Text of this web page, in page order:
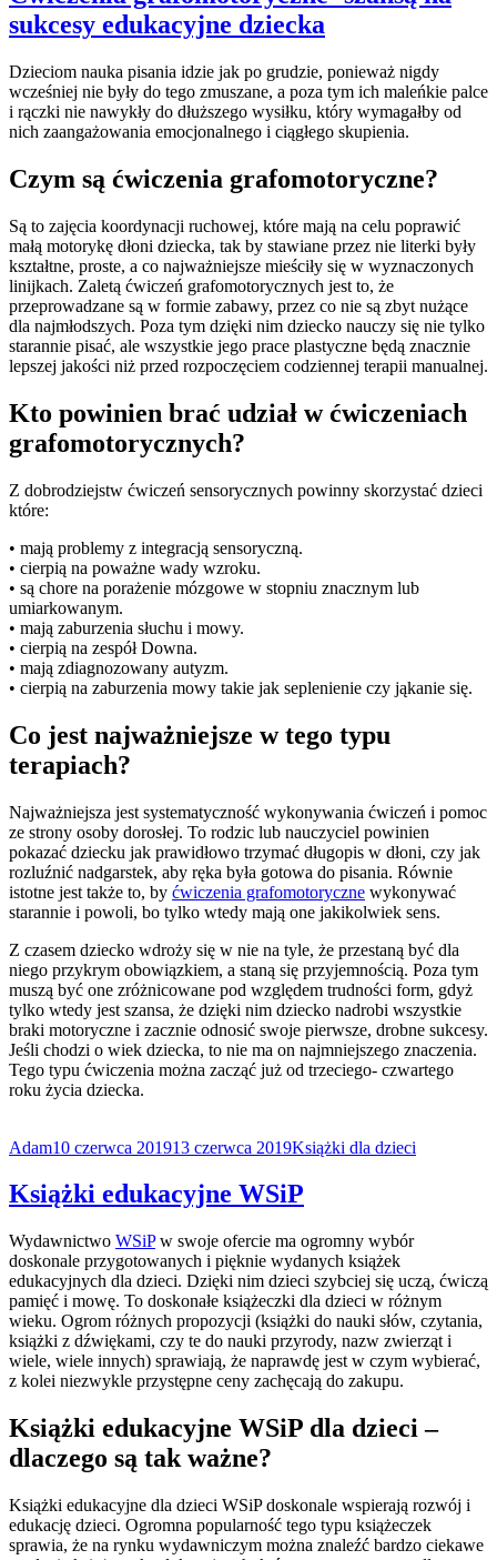
sukcesy edukacyjne dziecka
Dzieciom nauka pisania idzie jak po grudzie, ponieważ nigdy
wcześniej nie były do tego zmuszane, a poza tym ich maleńkie palce
i rączki nie nawykły do dłuższego wysiłku, który wymagałby od
nich zaangażowania emocjonalnego i ciągłego skupienia.
Czym są ćwiczenia grafomotoryczne?
Są to zajęcia koordynacji ruchowej, które mają na celu poprawić
małą motorykę dłoni dziecka, tak by stawiane przez nie literki były
kształtne, proste, a co najważniejsze mieściły się w wyznaczonych
linijkach. Zaletą ćwiczeń grafomotorycznych jest to, że
przeprowadzane są w formie zabawy, przez co nie są zbyt nużące
dla najmłodszych. Poza tym dzięki nim dziecko nauczy się nie tylko
starannie pisać, ale wszystkie jego prace plastyczne będą znacznie
lepszej jakości niż przed rozpoczęciem codziennej terapii manualnej.
Kto powinien brać udział w ćwiczeniach
grafomotorycznych?
Z dobrodziejstw ćwiczeń sensorycznych powinny skorzystać dzieci
które:
• mają problemy z integracją sensoryczną.
• cierpią na poważne wady wzroku.
• są chore na porażenie mózgowe w stopniu znacznym lub
umiarkowanym.
• mają zaburzenia słuchu i mowy.
• cierpią na zespół Downa.
• mają zdiagnozowany autyzm.
• cierpią na zaburzenia mowy takie jak seplenienie czy jąkanie się.
Co jest najważniejsze w tego typu
terapiach?
Najważniejsza jest systematyczność wykonywania ćwiczeń i pomoc
ze strony osoby dorosłej. To rodzic lub nauczyciel powinien
pokazać dziecku jak prawidłowo trzymać długopis w dłoni, czy jak
rozluźnić nadgarstek, aby ręka była gotowa do pisania. Równie
istotne jest także to, by ćwiczenia grafomotoryczne wykonywać
starannie i powoli, bo tylko wtedy mają one jakikolwiek sens.
Z czasem dziecko wdroży się w nie na tyle, że przestaną być dla
niego przykrym obowiązkiem, a staną się przyjemnością. Poza tym
muszą być one zróżnicowane pod względem trudności form, gdyż
tylko wtedy jest szansa, że dzięki nim dziecko nadrobi wszystkie
braki motoryczne i zacznie odnosić swoje pierwsze, drobne sukcesy.
Jeśli chodzi o wiek dziecka, to nie ma on najmniejszego znaczenia.
Tego typu ćwiczenia można zacząć już od trzeciego- czwartego
roku życia dziecka.
Adam10 czerwca 201913 czerwca 2019Książki dla dzieci
Książki edukacyjne WSiP
Wydawnictwo WSiPw swoje ofercie ma ogromny wybór
doskonale przygotowanych i pięknie wydanych książek
edukacyjnych dla dzieci. Dzięki nim dzieci szybciej się uczą, ćwiczą
pamięć i mowę. To doskonałe książeczki dla dzieci w różnym
wieku. Ogrom różnych propozycji (książki do nauki słów, czytania,
książki z dźwiękami, czy te do nauki przyrody, nazw zwierząt i
wiele, wiele innych) sprawiają, że naprawdę jest w czym wybierać,
z kolei niezwykle przystępne ceny zachęcają do zakupu.
Książki edukacyjne WSiP dla dzieci –
dlaczego są tak ważne?
Książki edukacyjne dla dzieci WSiP doskonale wspierają rozwój i
edukację dzieci. Ogromna popularność tego typu książeczek
sprawia, że na rynku wydawniczym można znaleźć bardzo ciekawe